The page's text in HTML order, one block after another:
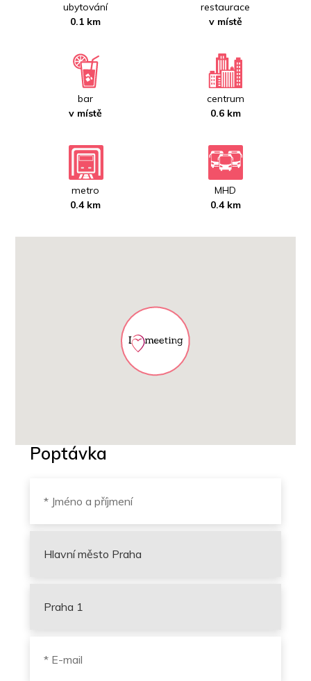
ubytování
0.1 km
restaurace
v místě
bar
v místě
centrum
0.6 km
metro
0.4 km
MHD
0.4 km
Poptávka